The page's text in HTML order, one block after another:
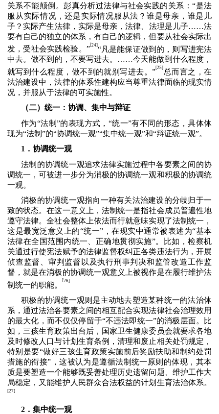
关系不能颠倒。彭真分析过法律与社会实践的关系：“是法
服从实际情况，还是实际情况服从法？谁是母亲，谁是儿
子？实际产生法律，实际是母亲，法律、法理是儿子……法
要有自己的独立的体系，有自己的逻辑，但要从社会实际出
发，受社会实践检验。”
[24]“凡是能保证做到的，则写进宪法
中去。做不到的，不要写进去。……今天能做到什么程度，
就写到什么程度，做不到的就别写进去。” [25]
总而言之，在
法治建设中，法律的体系性建构应当尊重法律面临的现实情
况，并服从于法律的可实施性。
（二）统一：协调、集中与辩证
作为“法制”的表现方式，“统一”有不同的形态，具体体
现为“法制”的“协调统一观”“集中统一观”和“辩证统一观”。
1．协调统一观
法制的协调统一观追求法律实施过程中各要素之间的协
调统一，可被进一步分为消极的协调统一观和积极的协调统
一观。
消极的协调统一观指向一种有关法治建设的分歧归于一
致的状态。在这一意义上，法制统一是指社会成员普遍性地
遵守法律。全社会整体上依法而行就意味实现了法制统一，
这是最宽泛意义上的“统一”，在现实中通常被表述为“基本
法律在全国范围内统一、正确地贯彻实施”。比如，检察机
关通过行使宪法赋予的法律监督权纠正各类违法行为，开展
侦查监督、审判监督以及执行刑事判决和监管改造工作监
督，就是在消极的协调统一观意义上被视作是在履行维护法
制统一的职能。
[26]
积极的协调统一观则是主动地去塑造某种统一的法治体
系，通过法治各要素之间的相互配合实现法律社会治理效用
的最大化，而不仅仅停留于“不违法即统一”的消极层面。比
如，三孩生育政策出台后，国家卫生健康委员会就要求各地
及时修改人口与计划生育条例，清理和废止相关处罚规定，
特别是要“做好三孩生育政策实施前后奖励扶助和制约处罚
措施的衔接”，这被认为是遵循法制统一原则的体现，其本
质是要塑造一个能够既妥善处理历史遗留问题、维护工作大
局稳定，又能维护人民群众合法权益的计划生育法治体系。
[27]
2．集中统一观